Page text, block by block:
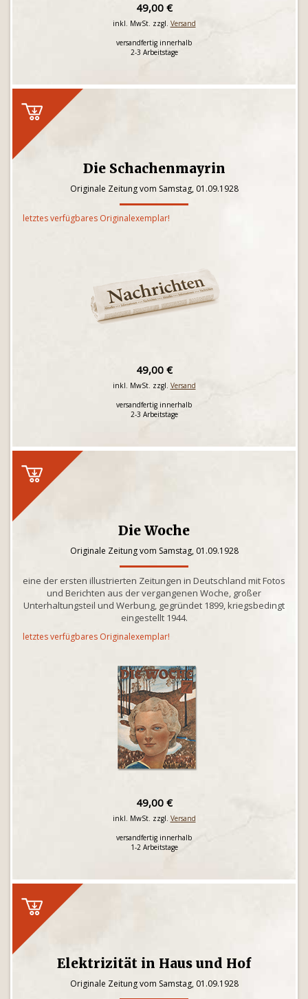
49,00 €
inkl. MwSt. zzgl. Versand
versandfertig innerhalb
2-3 Arbeitstage
Die Schachenmayrin
Originale Zeitung vom Samstag, 01.09.1928
letztes verfügbares Originalexemplar!
49,00 €
inkl. MwSt. zzgl. Versand
versandfertig innerhalb
2-3 Arbeitstage
Die Woche
Originale Zeitung vom Samstag, 01.09.1928
eine der ersten illustrierten Zeitungen in Deutschland mit Fotos
und Berichten aus der vergangenen Woche, großer
Unterhaltungsteil und Werbung, gegründet 1899, kriegsbedingt
eingestellt 1944.
letztes verfügbares Originalexemplar!
49,00 €
inkl. MwSt. zzgl. Versand
versandfertig innerhalb
1-2 Arbeitstage
Elektrizität in Haus und Hof
Originale Zeitung vom Samstag, 01.09.1928